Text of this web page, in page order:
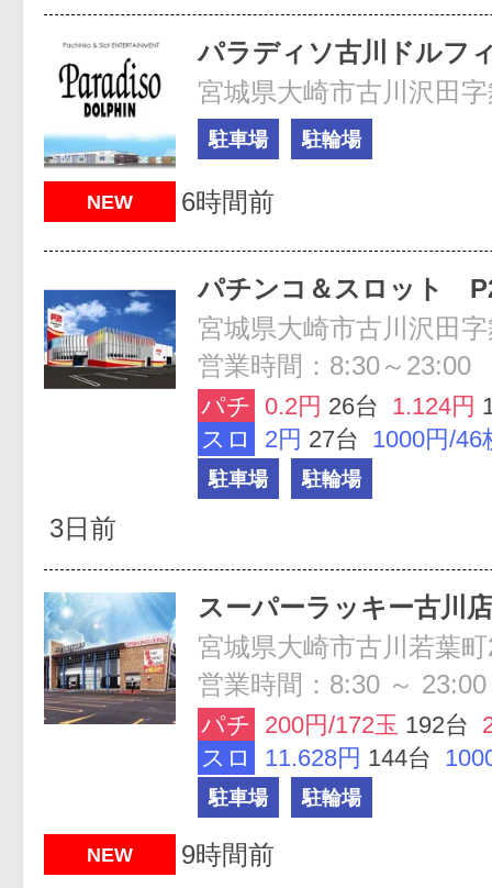
パラディソ古川ドルフ
駐車場 駐輪場
NEW 6時間前
パチンコ＆スロット
宮城県大崎市古川沢田
営業時間：8:30～23:00
パチ 0.2円 26台 1.124円
スロ
2円 27台 1000円/46
駐車場 駐輪場
3日前
スーパーラッキー古川店
宮城県大崎市古川若葉
営業時間：8:30 ～ 23:00
パチ 200円/172玉 192台
スロ
11.628円 144台
駐車場 駐輪場
NEW 9時間前